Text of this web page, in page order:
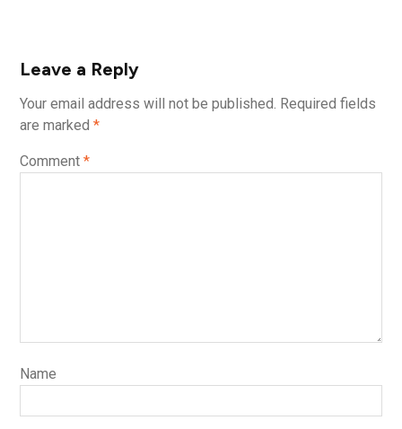
Leave a Reply
Your email address will not be published. Required fields
are marked *
Comment *
Name